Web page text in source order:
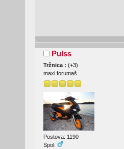
Pulss
Tržnica : (+3)
maxi forumaš
Postova: 1190
Spol: